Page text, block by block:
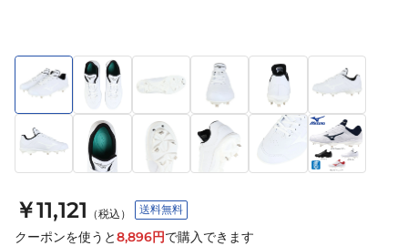
￥11,121 （税込） 送料無料
クーポンを使うと8,896円で購入できます